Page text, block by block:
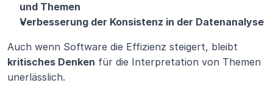
und Themen
Verbesserung der Konsistenz in der Datenanalyse
kritisches Denken für die Interpretation von Themen
unerlässlich.